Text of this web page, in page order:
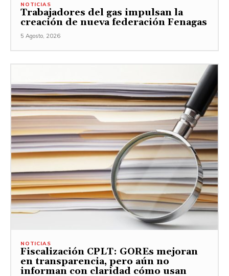
NOTICIAS
Trabajadores del gas impulsan la
creación de nueva federación Fenagas
5 Agosto, 2026
NOTICIAS
Fiscalización CPLT: GOREs mejoran
en transparencia, pero aún no
informan con claridad cómo usan